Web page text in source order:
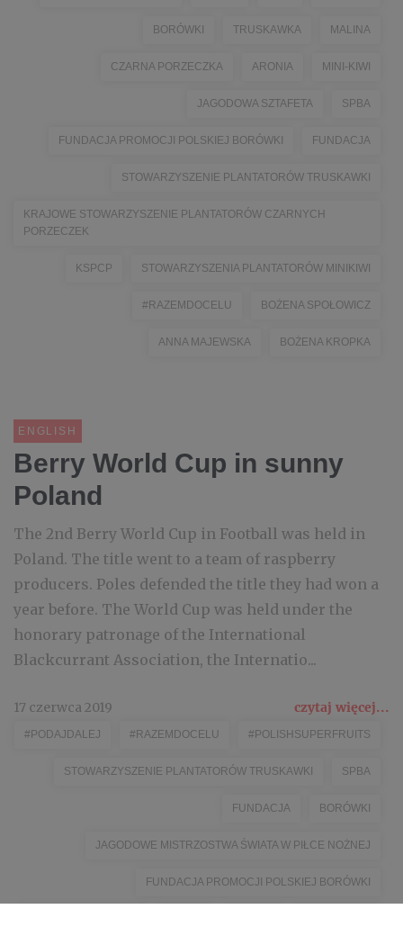
BORÓWKI TRUSKAWKA MALINA
CZARNA PORZECZKA ARONIA MINI-KIWI
JAGODOWA SZTAFETA SPBA
FUNDACJA PROMOCJI POLSKIEJ BORÓWKI FUNDACJA
STOWARZYSZENIE PLANTATORÓW TRUSKAWKI
KRAJOWE STOWARZYSZENIE PLANTATORÓW CZARNYCH
PORZECZEK
KSPCP STOWARZYSZENIA PLANTATORÓW MINIKIWI
#RAZEMDOCELU BOŻENA SPOŁOWICZ
ANNA MAJEWSKA BOŻENA KROPKA
ENGLISH
Berry World Cup in sunny
Poland
The 2nd Berry World Cup in Football was held in
Poland. The title went to a team of raspberry
producers. Poles defended the title they had won a
year before. The World Cup was held under the
honorary patronage of the International
Blackcurrant Association, the Internatio...
17 czerwca 2019 czytaj więcej...
#PODAJDALEJ #RAZEMDOCELU #POLISHSUPERFRUITS
STOWARZYSZENIE PLANTATORÓW TRUSKAWKI SPBA
FUNDACJA BORÓWKI
JAGODOWE MISTRZOSTWA ŚWIATA W PIŁCE NOŻNEJ
FUNDACJA PROMOCJI POLSKIEJ BORÓWKI